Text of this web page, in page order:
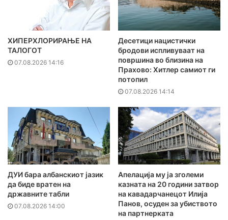
ХИПЕРХЛОРИРАЊЕ НА
ТАЛОГОТ
07.08.2026 14:16
Десетици нацистички
бродови испливуваат на
површина во близина на
Прахово: Хитлер самиот ги
потопил
07.08.2026 14:14
ДУИ бара албанскиот јазик
да биде вратен на
државните табли
07.08.2026 14:00
Апелација му ја зголеми
казната на 20 години затвор
на кавадарчанецот Илија
Панов, осуден за убиството
на партнерката